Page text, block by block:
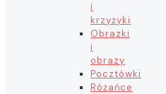
i
krzyżyki
Obrazki
i
obrazy
Pocztówki
Różańce